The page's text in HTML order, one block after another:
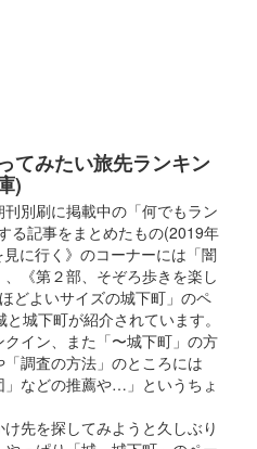
城印
「群馬戦国御城印サミット
後は前橋百貨にて販売。
御城印 龍虎獅子争奪 北条
群馬戦国御城印サミット
後は前橋百貨にて販売。
てみたい旅先ランキン
)
別刷に掲載中の「何でもラン
る記事をまとめたもの(2019年
に行く》のコーナーには「闇
《第２部、そぞろ歩きを楽し
どよいサイズの城下町」のペ
城下町が紹介されています。
イン、また「〜城下町」の方
調査の方法」のところには
」などの推薦や…」というちょ
先を探してみようと久しぶり